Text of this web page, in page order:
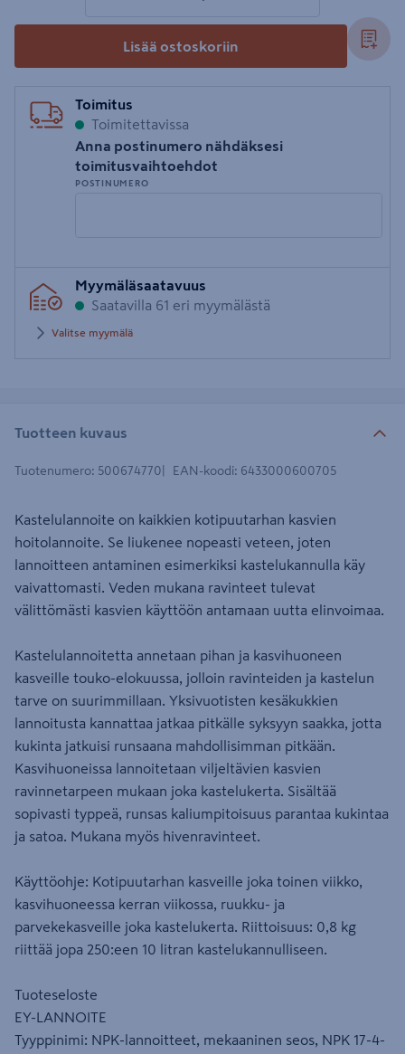
Lisää ostoskoriin
Toimitus
Toimitettavissa
Anna postinumero nähdäksesi
toimitusvaihtoehdot
POSTINUMERO
postinumero
Myymäläsaatavuus
Saatavilla 61 eri myymälästä
Valitse myymälä
Tuotteen kuvaus
Tuotenumero: 500674770 EAN-koodi: 6433000600705
Kastelulannoite on kaikkien kotipuutarhan kasvien
hoitolannoite. Se liukenee nopeasti veteen, joten
lannoitteen antaminen esimerkiksi kastelukannulla käy
vaivattomasti. Veden mukana ravinteet tulevat
välittömästi kasvien käyttöön antamaan uutta elinvoimaa.
Kastelulannoitetta annetaan pihan ja kasvihuoneen
kasveille touko-elokuussa, jolloin ravinteiden ja kastelun
tarve on suurimmillaan. Yksivuotisten kesäkukkien
lannoitusta kannattaa jatkaa pitkälle syksyyn saakka, jotta
kukinta jatkuisi runsaana mahdollisimman pitkään.
Kasvihuoneissa lannoitetaan viljeltävien kasvien
ravinnetarpeen mukaan joka kastelukerta. Sisältää
sopivasti typpeä, runsas kaliumpitoisuus parantaa kukintaa
ja satoa. Mukana myös hivenravinteet.
Käyttöohje: Kotipuutarhan kasveille joka toinen viikko,
kasvihuoneessa kerran viikossa, ruukku- ja
parvekekasveille joka kastelukerta. Riittoisuus: 0,8 kg
riittää jopa 250:een 10 litran kastelukannulliseen.
Tuoteseloste
EY-LANNOITE
Tyyppinimi: NPK-lannoitteet, mekaaninen seos, NPK 17-4-